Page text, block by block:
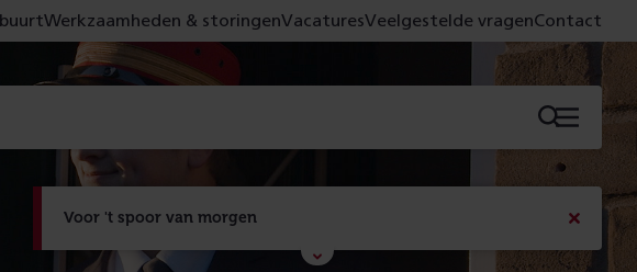
Voor 't spoor van morgen
Met de campagne 'Voor 't spoor naar morgen' laten sluiten
Werkzaamheden & storingenVacaturesVeelgestelde vragenContact
Menu